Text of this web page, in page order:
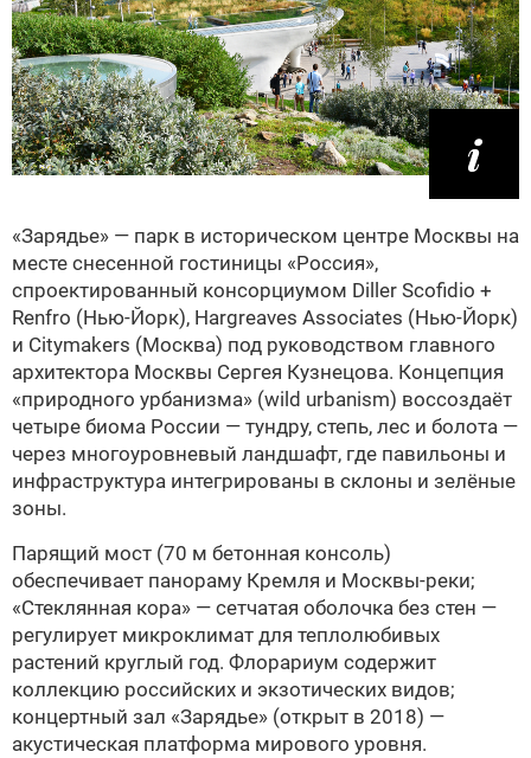
«Зарядье» — парк в историческом центре Москвы на
месте снесенной гостиницы «Россия»,
спроектированный консорциумом Diller Scofidio +
Renfro (Нью-Йорк), Hargreaves Associates (Нью-Йорк)
и Citymakers (Москва) под руководством главного
архитектора Москвы Сергея Кузнецова. Концепция
«природного урбанизма» (wild urbanism) воссоздаёт
четыре биома России — тундру, степь, лес и болота —
через многоуровневый ландшафт, где павильоны и
инфраструктура интегрированы в склоны и зелёные
зоны.
Парящий мост (70 м бетонная консоль)
обеспечивает панораму Кремля и Москвы-реки;
«Стеклянная кора» — сетчатая оболочка без стен —
регулирует микроклимат для теплолюбивых
растений круглый год. Флорариум содержит
коллекцию российских и экзотических видов;
концертный зал «Зарядье» (открыт в 2018) —
акустическая платформа мирового уровня.